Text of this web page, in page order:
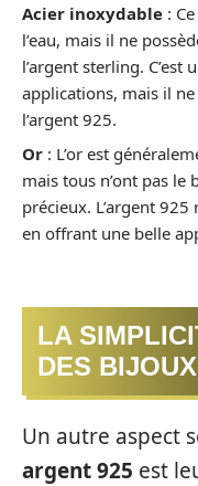
Acier inoxydable :
l’eau, mais il ne
l’argent sterling.
applications, mais il ne
l’argent 925.
Or : L’or est
mais tous n’ont pas
précieux. L’argent
en offrant une belle
LA
DES
Un autre aspect
argent 925 est